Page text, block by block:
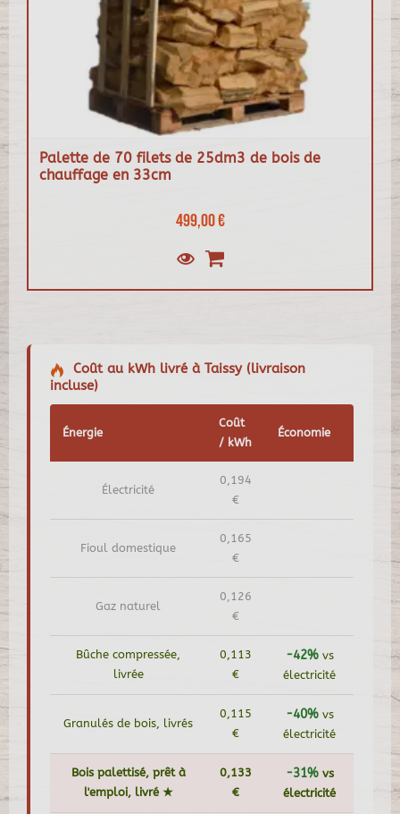
Palette de 70 filets de 25dm3 de bois de
chauffage en 33cm
499,00 €
Coût au kWh livré à Taissy (livraison
incluse)
Énergie
Coût
/ kWh
Économie
Électricité
0,194
€
Fioul domestique
0,165
€
Gaz naturel
0,126
€
Bûche compressée,
livrée
0,113
€
-42%vs
électricité
Granulés de bois, livrés
0,115
€
-40%vs
électricité
Bois palettisé, prêt à
l'emploi, livré ★
0,133
€
-31%vs
électricité